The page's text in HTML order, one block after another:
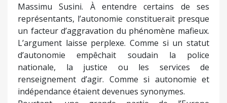
Massimu Susini. À entendre certains de ses
représentants, l’autonomie constituerait presque
un facteur d’aggravation du phénomène mafieux.
L’argument laisse perplexe. Comme si un statut
d’autonomie empêchait soudain la police
nationale, la justice ou les services de
renseignement d’agir. Comme si autonomie et
indépendance étaient devenues synonymes.